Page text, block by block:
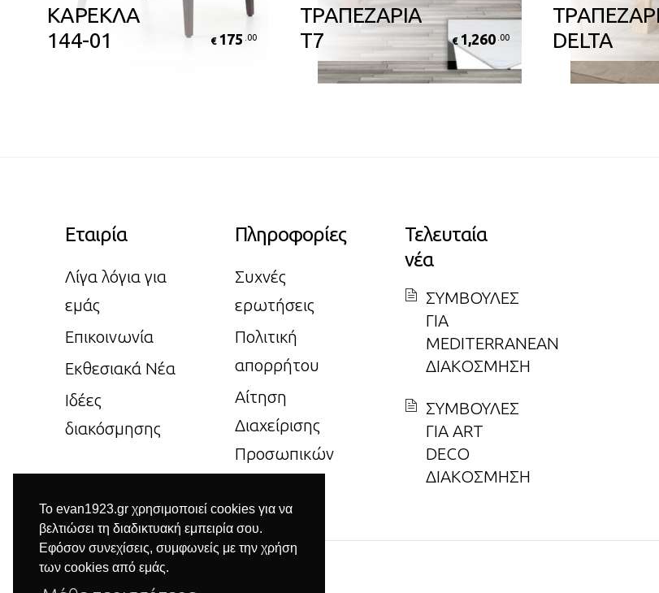
Το evan1923.gr χρησιμοποιεί cookies για να
βελτιώσει τη διαδικτυακή εμπειρία σου.
Εφόσον συνεχίσεις, συμφωνείς με την χρήση
των cookies από εμάς.
ΚΑΡΕΚΛΑ
144-01
€ 175 .00
ΤΡΑΠΕΖΑΡΙΑ
Τ7
€ 1,260 .00
DELTA
Εταιρία
Λίγα λόγια για
εμάς
Επικοινωνία
Εκθεσιακά Νέα
Ιδέες
διακόσμησης
Πληροφορίες
Συχνές
ερωτήσεις
Πολιτική
απορρήτου
Αίτηση
Διαχείρισης
Προσωπικών
Τελευταία
νέα
ΣΥΜΒΟΥΛΕΣ
ΓΙΑ
MEDITERRANEAN
ΔΙΑΚΟΣΜΗΣΗ
ΣΥΜΒΟΥΛΕΣ
ΓΙΑ ART
DECO
ΔΙΑΚΟΣΜΗΣΗ